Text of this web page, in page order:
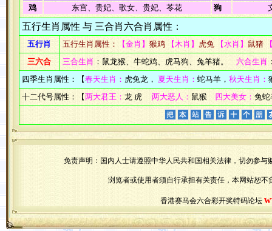
鸡
东宫、贵妃、歌女、贵妃、苓花 狗
五行生肖属性 与 三合肖六合肖属性：
五行肖 五行生肖属性： 【金肖】 猴鸡 【木肖】 虎兔 【水肖】 鼠猪
三六合
三合生肖 ：鼠龙猴、牛蛇鸡、虎马狗、兔羊猪。 六合生肖
四季生肖属性：【春天生肖： 虎兔龙， 夏天生肖： 蛇马羊， 秋天生肖：
十二代号属性：【两大君王： 龙 虎 两大恶人： 鼠猴 四大美女： 兔
免责声明：国内人士请遵照中华人民共和国相关法律，切勿参
浏览者或使用者须自行承担有关责任，本网站恕
香港赛马会六合彩开奖特码论坛